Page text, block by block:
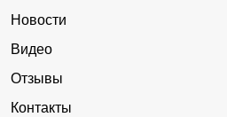
Новости
Видео
Отзывы
Контакты